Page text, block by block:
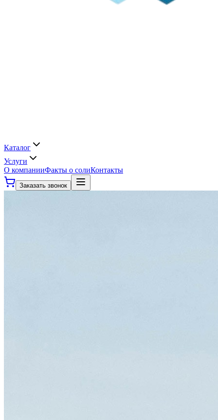
Каталог
Услуги
О компанииФакты о солиКонтакты
Заказать звонок